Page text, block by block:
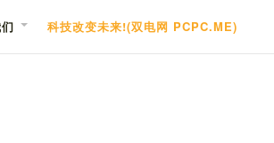
科技改变未来!(双电网 PCPC.ME)